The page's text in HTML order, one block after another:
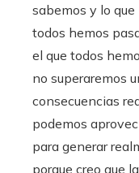
sabemos y lo
todos hemos
el que todos
no superaremos
consecuencias
podemos
para generar
porque creo que